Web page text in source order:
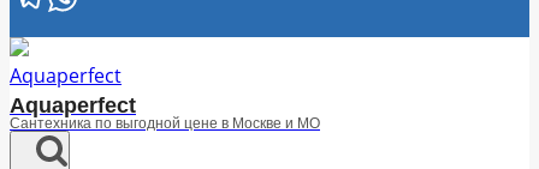
Aquaperfect
Сантехника по выгодной цене в Москве и МО